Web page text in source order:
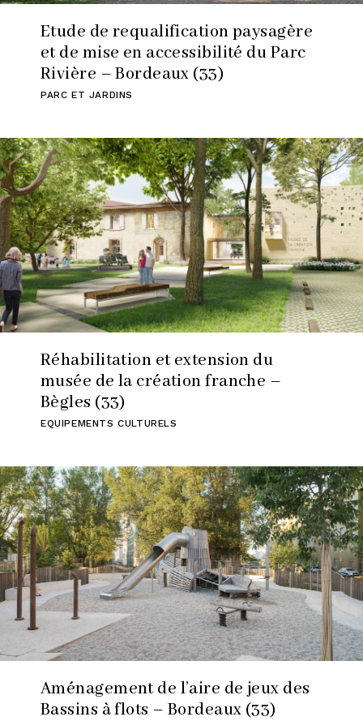
Etude de requalification paysagère
et de mise en accessibilité du Parc
Rivière – Bordeaux (33)
PARC ET JARDINS
Réhabilitation et extension du
musée de la création franche –
Bègles (33)
EQUIPEMENTS CULTURELS
Aménagement de l’aire de jeux des
Bassins à flots – Bordeaux (33)